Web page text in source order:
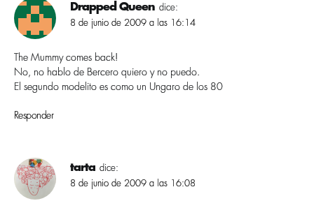
Drapped Queen dice:
8 de junio de 2009 a las 16:14
The Mummy comes back!
No, no hablo de Bercero quiero y no puedo.
El segundo modelito es como un Ungaro de los 80
Responder
tarta dice:
8 de junio de 2009 a las 16:08